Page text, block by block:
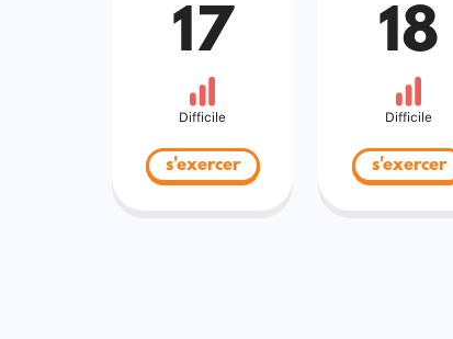
17
Difficile
s'exercer
18
Difficile
s'exercer